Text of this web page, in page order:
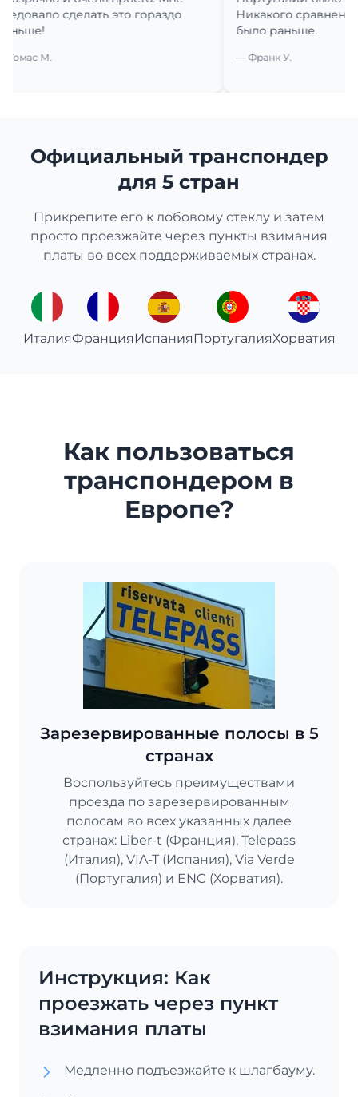
сделать это гораздо
М.
Никакого сравнения с
было раньше.
— Франк У.
Официальный транспондер
для 5 стран
Прикрепите его к лобовому стеклу и затем
просто проезжайте через пункты взимания
платы во всех поддерживаемых странах.
ИталияФранция Испания ПортугалияХорватия
Как пользоваться
транспондером в
Европе?
Зарезервированные полосы в 5
странах
Воспользуйтесь преимуществами
проезда по зарезервированным
полосам во всех указанных далее
странах: Liber-t (Франция), Telepass
(Италия), VIA-T (Испания), Via Verde
(Португалия) и ENC (Хорватия).
Инструкция: Как
проезжать через пункт
взимания платы
Медленно подъезжайте к шлагбауму.